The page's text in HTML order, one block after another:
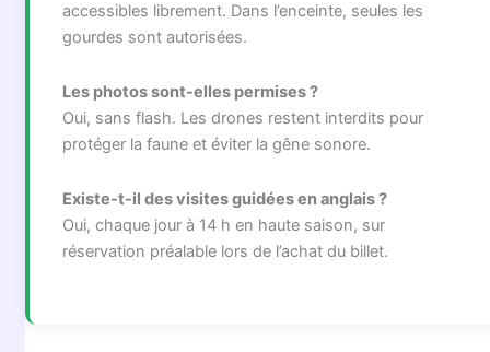
accessibles librement. Dans l’enceinte, seules les
gourdes sont autorisées.
Les photos sont-elles permises ?
Oui, sans flash. Les drones restent interdits pour
protéger la faune et éviter la gêne sonore.
Existe-t-il des visites guidées en anglais ?
Oui, chaque jour à 14 h en haute saison, sur
réservation préalable lors de l’achat du billet.